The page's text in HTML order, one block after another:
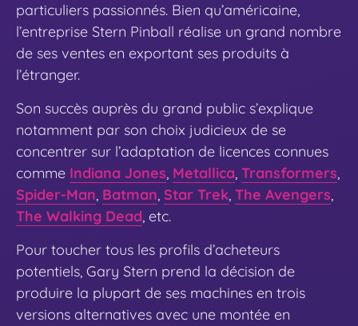
particuliers passionnés. Bien qu’américaine,
l’entreprise Stern Pinball réalise un grand nombre
de ses ventes en exportant ses produits à
l’étranger.
Son succès auprès du grand public s’explique
notamment par son choix judicieux de se
concentrer sur l’adaptation de licences connues
comme Indiana Jones, Metallica, Transformers,
Spider-Man, Batman, Star Trek, The Avengers,
The Walking Dead, etc.
Pour toucher tous les profils d’acheteurs
potentiels, Gary Stern prend la décision de
produire la plupart de ses machines en trois
versions alternatives avec une montée en